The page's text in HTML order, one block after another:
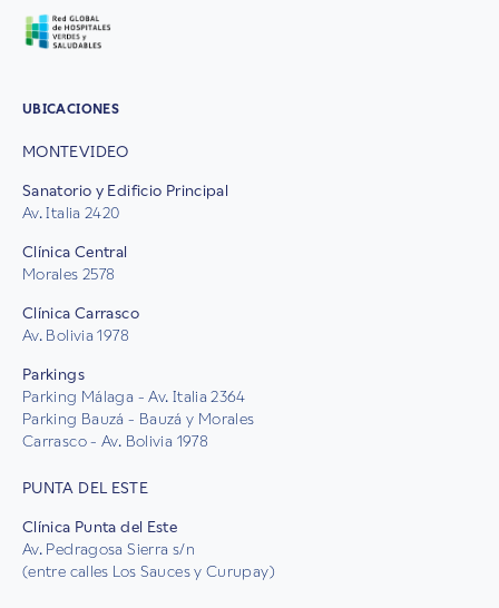
UBICACIONES
MONTEVIDEO
Sanatorio y Edificio Principal
Av. Italia 2420
Clínica Central
Morales 2578
Clínica Carrasco
Av. Bolivia 1978
Parkings
Parking Málaga - Av. Italia 2364
Parking Bauzá - Bauzá y Morales
Carrasco - Av. Bolivia 1978
PUNTA DEL ESTE
Clínica Punta del Este
Av. Pedragosa Sierra s/n
(entre calles Los Sauces y Curupay)